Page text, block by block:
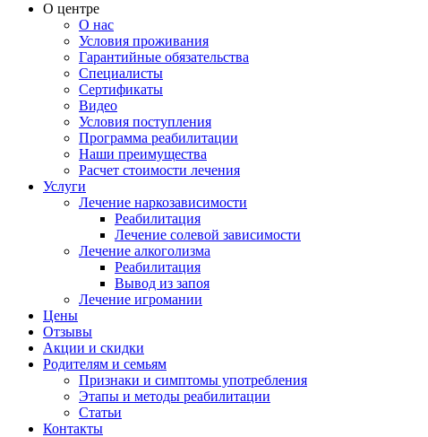
О центре
О нас
Условия проживания
Гарантийные обязательства
Специалисты
Сертификаты
Видео
Условия поступления
Программа реабилитации
Наши преимущества
Расчет стоимости лечения
Услуги
Лечение наркозависимости
Реабилитация
Лечение солевой зависимости
Лечение алкоголизма
Реабилитация
Вывод из запоя
Лечение игромании
Цены
Отзывы
Акции и скидки
Родителям и семьям
Признаки и симптомы употребления
Этапы и методы реабилитации
Статьи
Контакты